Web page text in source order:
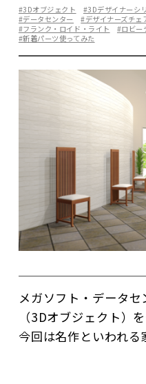
#3Dオブジェクト #3Dデザイナーシ
#データセンター
#デザイナーズチェ
#フランク・ロイド・ライト
#ロビー
#新着パーツ使ってみた
メガソフト・データ
（3Dオブジェクト）
今回は名作といわれる